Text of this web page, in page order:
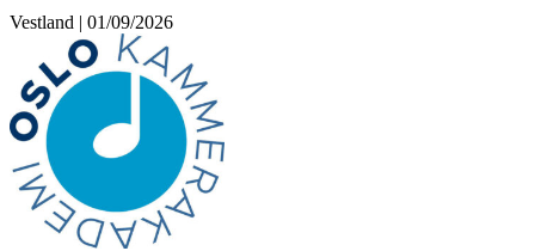
Vestland | 01/09/2026